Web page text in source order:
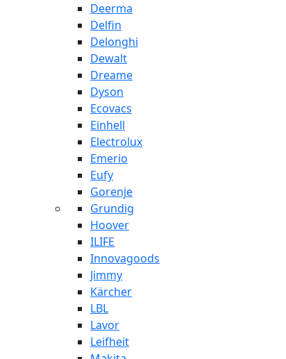
Deerma
Delfin
Delonghi
Dewalt
Dreame
Dyson
Ecovacs
Einhell
Electrolux
Emerio
Eufy
Gorenje
Grundig
Hoover
ILIFE
Innovagoods
Jimmy
Kärcher
LBL
Lavor
Leifheit